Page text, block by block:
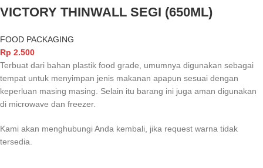
VICTORY THINWALL SEGI (650ML)
FOOD PACKAGING
Rp 2.500
Terbuat dari bahan plastik food grade, umumnya digunakan sebagai
tempat untuk menyimpan jenis makanan apapun sesuai dengan
keperluan masing masing. Selain itu barang ini juga aman digunakan
di microwave dan freezer.
Kami akan menghubungi Anda kembali, jika request warna tidak
tersedia.